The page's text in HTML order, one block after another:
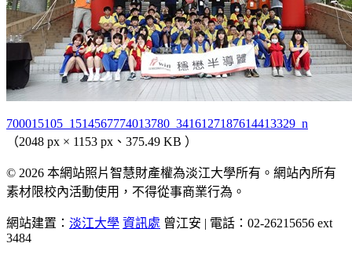
700015105_1514567774013780_3416127187614413329_n
（2048 px × 1153 px、375.49 KB ）
© 2026 本網站照片智慧財產權為淡江大學所有。網站內所有
素材限校內活動使用，不得從事商業行為。
網站建置： 淡江大學 資訊處 曾江安 | 電話：02-26215656 ext
3484